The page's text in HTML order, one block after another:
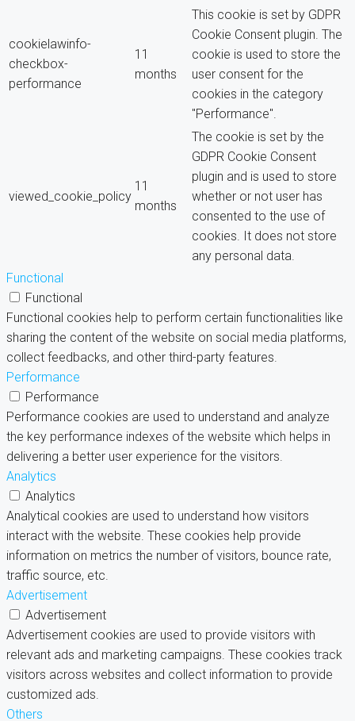
cookielawinfo-
checkbox-
performance
11
months
This cookie is set by GDPR
Cookie Consent plugin. The
cookie is used to store the
user consent for the
cookies in the category
"Performance".
viewed_cookie_policy
11
months
The cookie is set by the
GDPR Cookie Consent
plugin and is used to store
whether or not user has
consented to the use of
cookies. It does not store
any personal data.
Functional
Functional
Functional cookies help to perform certain functionalities like
sharing the content of the website on social media platforms,
collect feedbacks, and other third-party features.
Performance
Performance
Performance cookies are used to understand and analyze
the key performance indexes of the website which helps in
delivering a better user experience for the visitors.
Analytics
Analytics
Analytical cookies are used to understand how visitors
interact with the website. These cookies help provide
information on metrics the number of visitors, bounce rate,
traffic source, etc.
Advertisement
Advertisement
Advertisement cookies are used to provide visitors with
relevant ads and marketing campaigns. These cookies track
visitors across websites and collect information to provide
customized ads.
Others